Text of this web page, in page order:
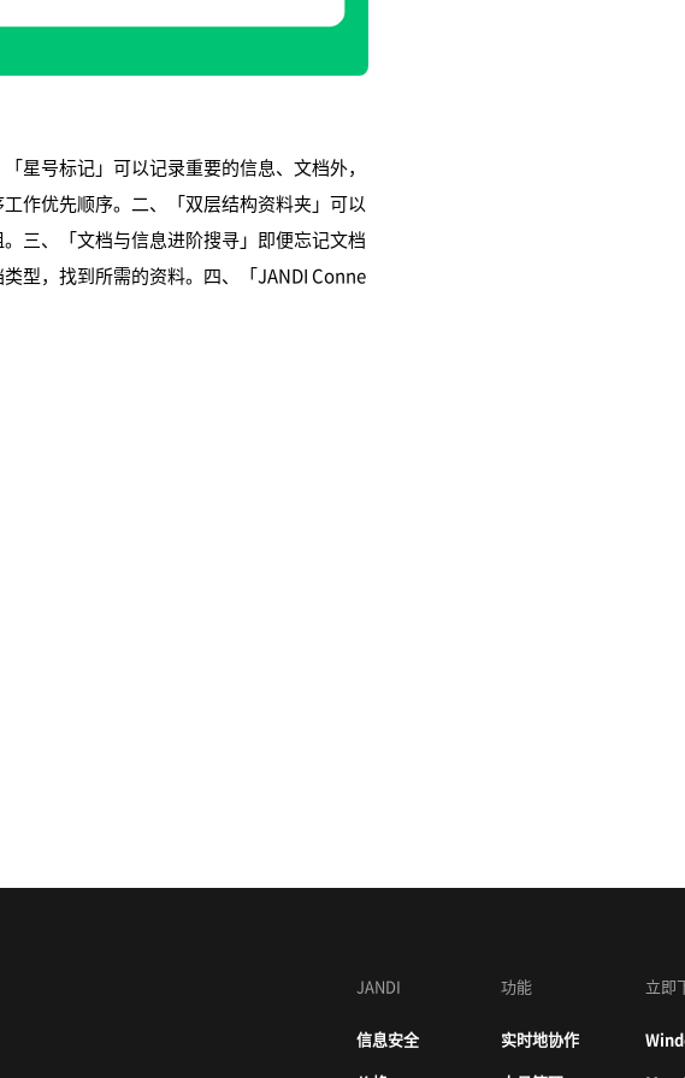
星号标记」可以记录重要的信息、文档外，
作优先顺序。二、「双层结构资料夹」可以
三、「文档与信息进阶搜寻」即便忘记文档
型，找到所需的资料。四、「JANDI Conne
JANDI
信息安全
功能
实时地协作
立即